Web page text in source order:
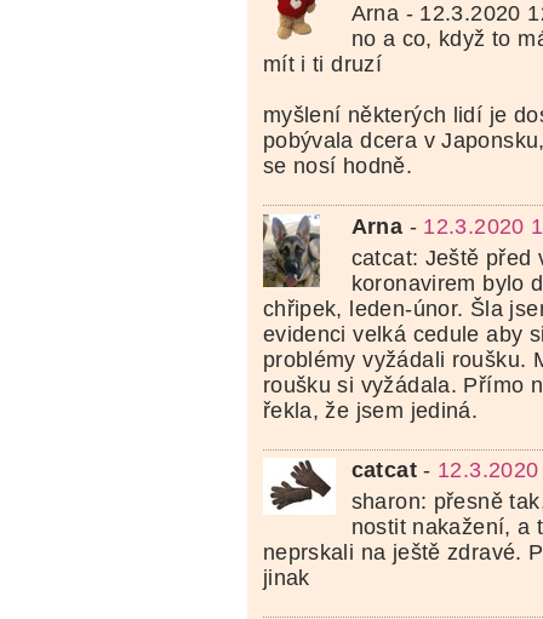
Arna - 12.3.2020
no a co, když to
mít i ti druzí
myšlení některých lidí je
pobývala dcera v
se nosí hodně.
Arna - 12.3.2020
catcat: Ještě před
koronavirem bylo
chřipek, leden-únor. Šla
evidenci velká cedule aby
problémy vyžádali roušku.
roušku si vyžádala. Přímo
řekla, že jsem jediná.
catcat-
sharon: přesně
nostit nakažení, a
neprskali na ještě zdravé.
jinak